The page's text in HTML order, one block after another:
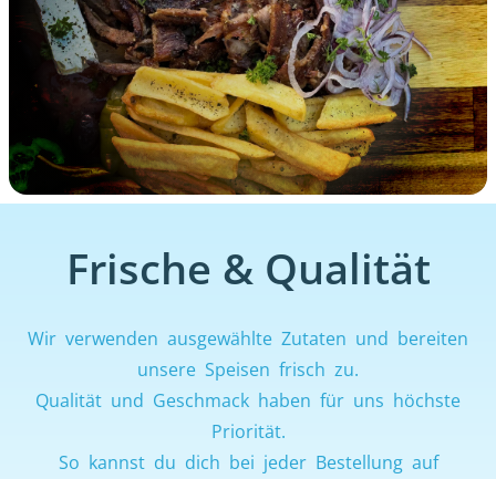
Frische & Qualität
Wir verwenden ausgewählte Zutaten und bereiten
unsere Speisen frisch zu.
Qualität und Geschmack haben für uns höchste
Priorität.
So kannst du dich bei jeder Bestellung auf